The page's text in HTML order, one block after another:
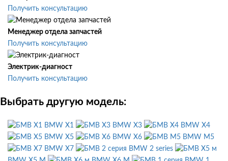
Получить консультацию
Менеджер отдела запчастей
Получить консультацию
Электрик-диагност
Получить консультацию
Выбрать другую модель:
BMW X1 BMW X3
BMW X4
BMW X5
BMW X6
BMW M5
BMW X7
BMW 2 series